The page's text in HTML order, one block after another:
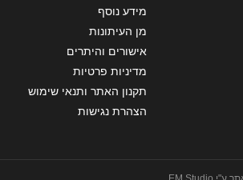
מידע נוסף
מן העיתונות
אישורים והיתרים
מדיניות פרטיות
תקנון האתר ותנאי שימוש
הצהרת נגישות